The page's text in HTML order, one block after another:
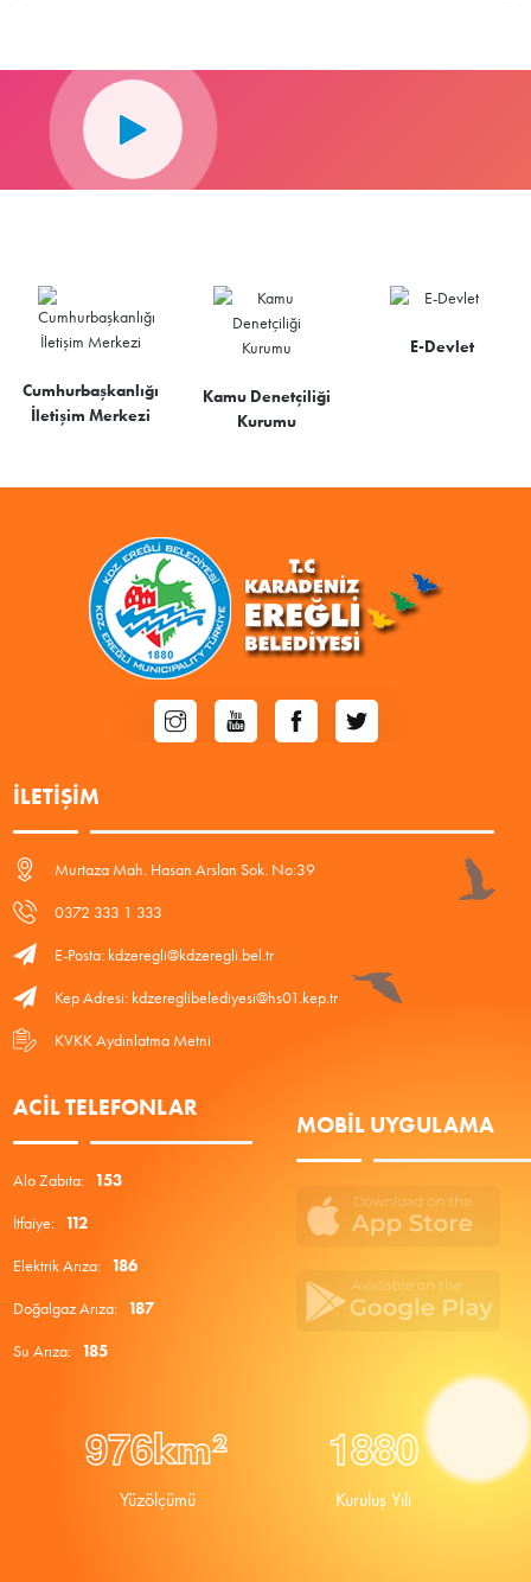
Cumhurbaşkanlığı
İletişim Merkezi
Kamu Denetçiliği
Kurumu
E-Devlet
İLETIŞIM
Murtaza Mah. Hasan Arslan Sok. No:39
0372 333 1 333
E-Posta: kdzeregli@kdzeregli.bel.tr
Kep Adresi: kdzereglibelediyesi@hs01.kep.tr
KVKK Aydınlatma Metni
ACIL TELEFONLAR
Alo Zabıta: 153
İtfaiye: 112
Elektrik Arıza: 186
Doğalgaz Arıza: 187
Su Arıza: 185
MOBIL UYGULAMA
976km²
Yüzölçümü
1880
Kuruluş Yılı